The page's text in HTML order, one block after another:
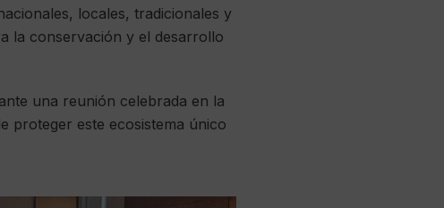
locales, tradicionales y
la conservación y el desarrollo
una reunión celebrada en la
proteger este ecosistema único